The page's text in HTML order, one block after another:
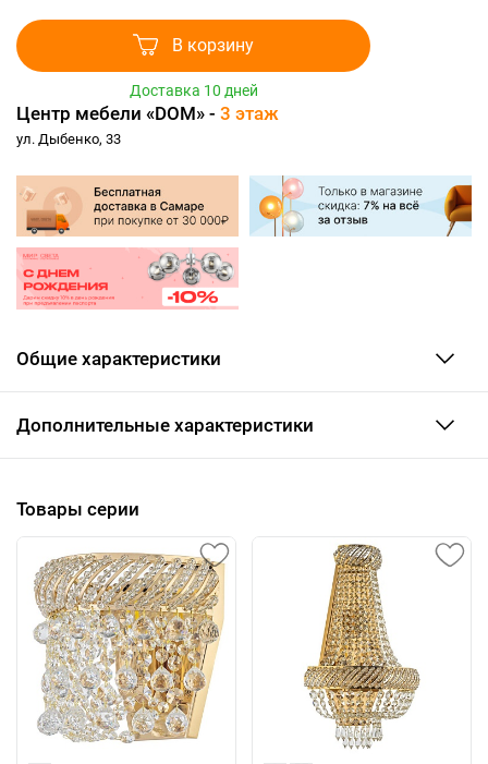
В корзину
Доставка 10 дней
Центр мебели «DOM» - 3 этаж
ул. Дыбенко, 33
Общие характеристики
Дополнительные характеристики
Товары серии